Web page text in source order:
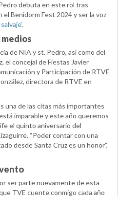
debuta en este rol tras
Benidorm Fest 2024 y ser la voz
.
de NIA y st. Pedro, así como del
el concejal de Fiestas Javier
y Participación de RTVE
directora de RTVE en
una de las citas más importantes
imparable y este año queremos
el quinto aniversario del
“Poder contar con una
desde Santa Cruz es un honor”,
ser parte nuevamente de esta
TVE cuente conmigo cada año